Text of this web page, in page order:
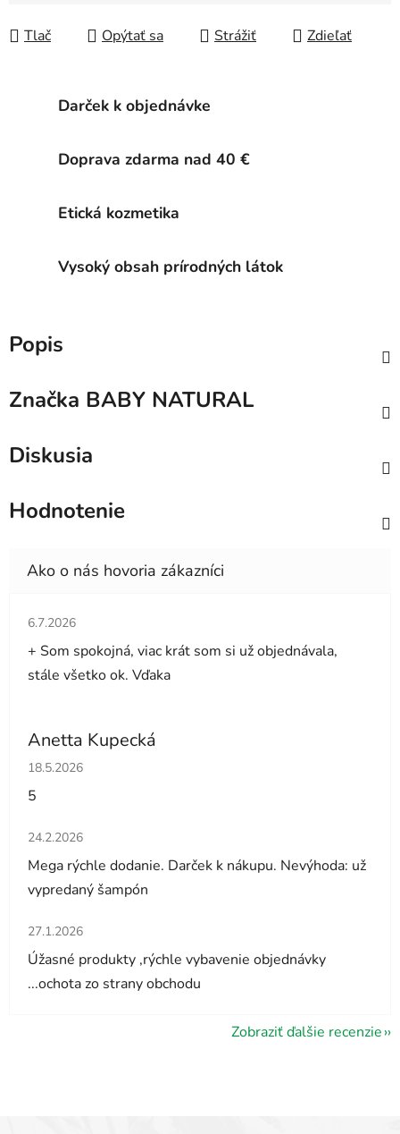
Tlač Opýtať sa Strážiť Zdieľať
Darček k objednávke
Doprava zdarma nad 40 €
Etická kozmetika
Vysoký obsah prírodných látok
Popis
Značka BABY NATURAL
Diskusia
Hodnotenie
Hodnotenie obchodu je 5 z 5 hviezdičiek.
6.7.2026
+ Som spokojná, viac krát som si už objednávala,
stále všetko ok. Vďaka
Anetta Kupecká
Hodnotenie obchodu je 5 z 5 hviezdičiek.
18.5.2026
5
Hodnotenie obchodu je 5 z 5 hviezdičiek.
24.2.2026
Mega rýchle dodanie. Darček k nákupu. Nevýhoda: už
vypredaný šampón
Hodnotenie obchodu je 5 z 5 hviezdičiek.
27.1.2026
Úžasné produkty ,rýchle vybavenie objednávky
...ochota zo strany obchodu
Zobraziť ďalšie recenzie